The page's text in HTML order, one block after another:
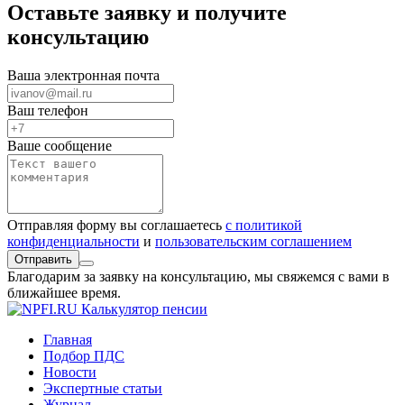
Оставьте заявку и получите
консультацию
Ваша электронная почта
Ваш телефон
Ваше сообщение
Отправляя форму вы соглашаетесь с политикой
конфиденциальности и пользовательским соглашением
Отправить
Благодарим за заявку на консультацию, мы свяжемся с вами в
ближайшее время.
Калькулятор пенсии
Главная
Подбор ПДС
Новости
Экспертные статьи